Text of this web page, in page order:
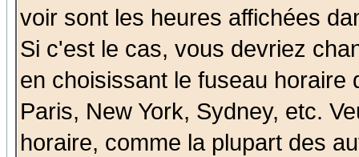
voir sont les heures affichées
Si c'est le cas, vous devriez
en choisissant le fuseau
Paris, New York, Sydney, etc.
horaire, comme la plupart des